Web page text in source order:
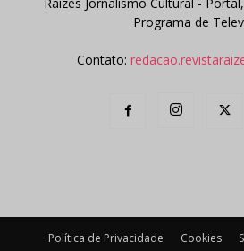
Programa de
Contato:
Política de Privacidade Cookies